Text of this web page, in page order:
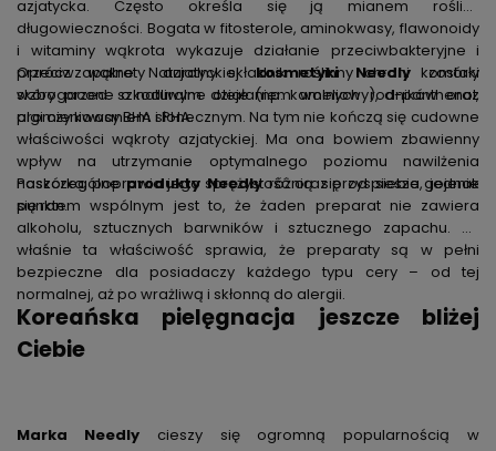
azjatycka. Często określa się ją mianem rośliny
długowieczności. Bogata w fitosterole, aminokwasy, flawonoidy
i witaminy wąkrota wykazuje działanie przeciwbakteryjne i
przeciwzapalne. Naturalny składnik roślinny chroni komórki
skóry przed szkodliwym działaniem wolnych rodników oraz
promieniowaniem słonecznym. Na tym nie kończą się cudowne
właściwości wąkroty azjatyckiej. Ma ona bowiem zbawienny
wpływ na utrzymanie optymalnego poziomu nawilżenia
naskórka, poprawia jego sprężystość oraz przyspiesza gojenie
się ran.
Oprócz wąkroty azjatyckiejkosmetyki Needly zostały
wzbogacone o naturalne oleje (np. kameliowy), d-panthenol,
algi czy kwasy BHA i PHA.
Poszczególneprodukty Needlyróżnią się od siebie, jednak
punktem wspólnym jest to, że żaden preparat nie zawiera
alkoholu, sztucznych barwników i sztucznego zapachu. To
właśnie ta właściwość sprawia, że preparaty są w pełni
bezpieczne dla posiadaczy każdego typu cery – od tej
normalnej, aż po wrażliwą i skłonną do alergii.
Koreańska pielęgnacja jeszcze bliżej
Ciebie
Marka Needly cieszy się ogromną popularnością w